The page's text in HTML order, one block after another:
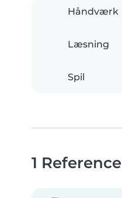
Håndværk
Læsning
Spil
1 Reference